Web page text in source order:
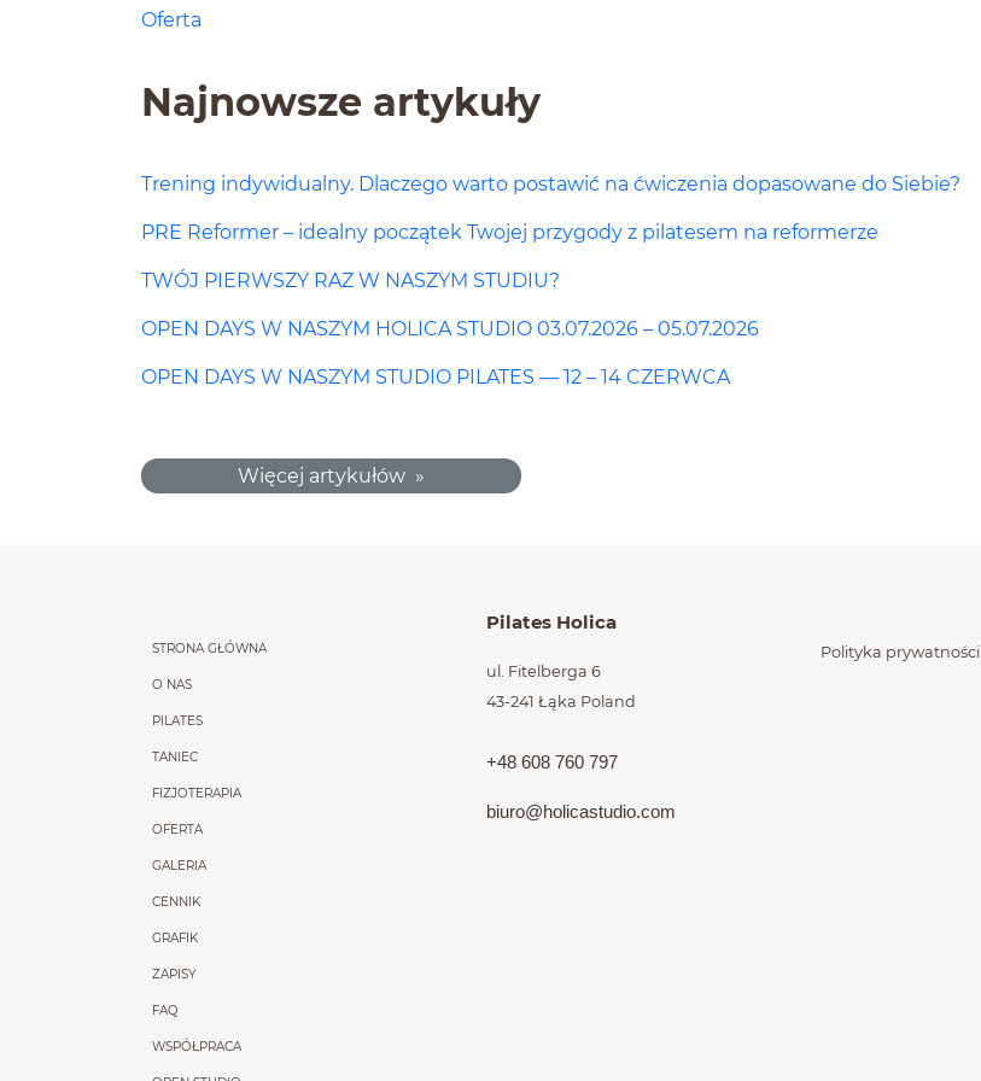
Oferta
Najnowsze artykuły
Trening indywidualny. Dlaczego warto postawić na ćwiczenia dopasowane do Siebie?
PRE Reformer – idealny początek Twojej przygody z pilatesem na reformerze
TWÓJ PIERWSZY RAZ W NASZYM STUDIU?
OPEN DAYS W NASZYM HOLICA STUDIO 03.07.2026 – 05.07.2026
OPEN DAYS W NASZYM STUDIO PILATES — 12 – 14 CZERWCA
Więcej artykułów
Menu główne powtórzone na końcu
STRONA GŁÓWNA
O NAS
PILATES
TANIEC
FIZJOTERAPIA
OFERTA
GALERIA
CENNIK
GRAFIK
ZAPISY
FAQ
WSPÓŁPRACA
Pilates Holica
ul. Fitelberga 6
43-241 Łąka Poland
+48 608 760 797
biuro@holicastudio.com
Polityka prywatności